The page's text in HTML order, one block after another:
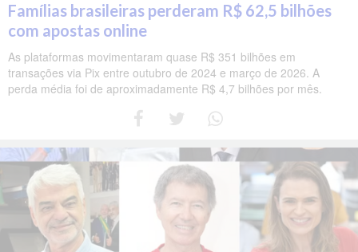
Famílias brasileiras perderam R$ 62,5 bilhões
com apostas online
As plataformas movimentaram quase R$ 351 bilhões em
transações via Pix entre outubro de 2024 e março de 2026. A
perda média foi de aproximadamente R$ 4,7 bilhões por mês.